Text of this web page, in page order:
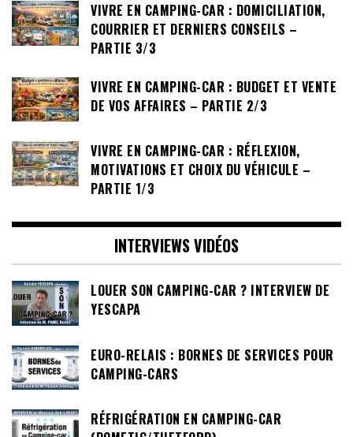
VIVRE EN CAMPING-CAR : DOMICILIATION,
COURRIER ET DERNIERS CONSEILS –
PARTIE 3/3
VIVRE EN CAMPING-CAR : BUDGET ET VENTE
DE VOS AFFAIRES – PARTIE 2/3
VIVRE EN CAMPING-CAR : RÉFLEXION,
MOTIVATIONS ET CHOIX DU VÉHICULE –
PARTIE 1/3
INTERVIEWS VIDÉOS
LOUER SON CAMPING-CAR ? INTERVIEW DE
YESCAPA
EURO-RELAIS : BORNES DE SERVICES POUR
CAMPING-CARS
RÉFRIGÉRATION EN CAMPING-CAR